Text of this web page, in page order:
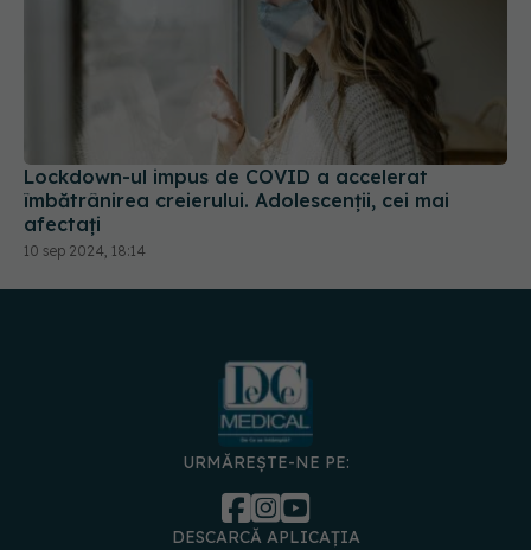
Lockdown-ul impus de COVID a accelerat
îmbătrânirea creierului. Adolescenții, cei mai
afectați
10 sep 2024, 18:14
URMĂREȘTE-NE PE:
DESCARCĂ APLICAȚIA